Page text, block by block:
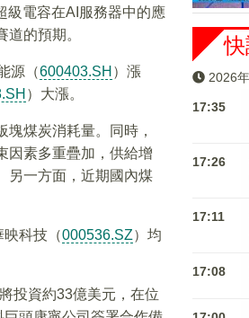
級電容在AI服務器中的應
的預期。
源（600403.SH ）漲
）大漲。
煤炭消耗量。同時，
因素多重疊加，供給增
另一方面，近期國內煤
映科技（000536.SZ）均
投資約33億美元，在位
2026
17:35
17:26
17:11
17:08